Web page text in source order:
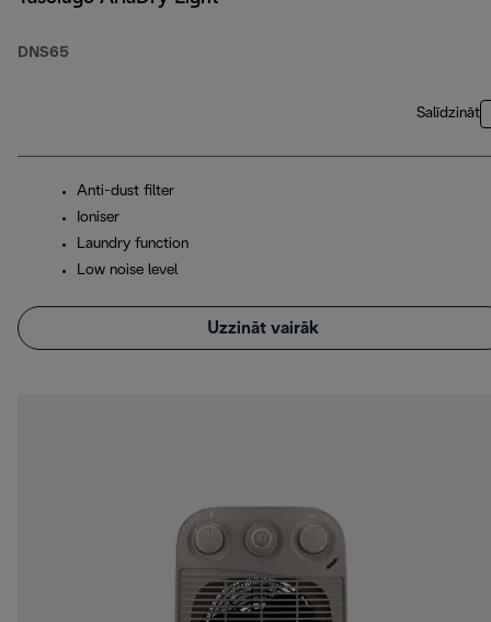
DNS65
Salīdzināt
Anti-dust filter
Ioniser
Laundry function
Low noise level
Uzzināt vairāk